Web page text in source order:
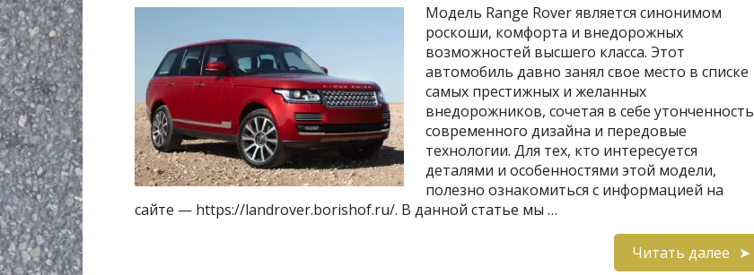
Модель Range Rover является синонимом
роскоши, комфорта и внедорожных
возможностей высшего класса. Этот
автомобиль давно занял свое место в списке
самых престижных и желанных
внедорожников, сочетая в себе утонченность
современного дизайна и передовые
технологии. Для тех, кто интересуется
деталями и особенностями этой модели,
полезно ознакомиться с информацией на
сайте — https://landrover.borishof.ru/. В данной статье мы …
Читать далее